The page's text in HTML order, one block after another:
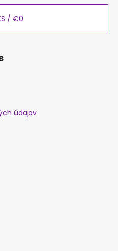
/ €0
údajov